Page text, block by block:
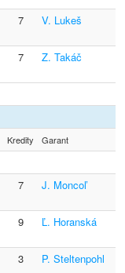
7 V. Lukeš
7 Z. Takáč
Kredity Garant
7 J. Moncoľ
9 Ľ. Horanská
3 P. Steltenpohl